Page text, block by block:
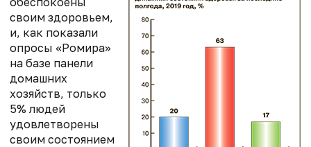
своим здоровьем,
и, как показали
опросы «Ромира»
на базе панели
домашних
хозяйств, только
5% людей
удовлетворены
своим состоянием